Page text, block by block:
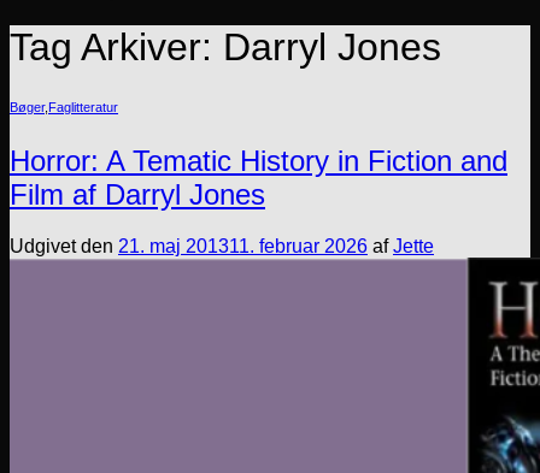
Tag Arkiver: Darryl Jones
Bøger, Faglitteratur
Horror: A Tematic History in Fiction and
Film af Darryl Jones
Udgivet den 21. maj 201311. februar 2026 afJette